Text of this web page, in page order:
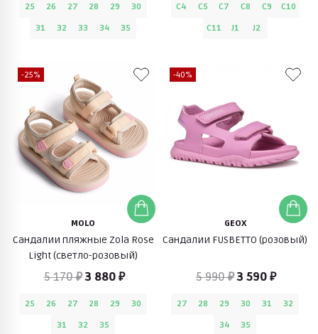
25 26 27 28 29
30
31
32 33 34 35
C4 C5 C7 C8 C9
C10
C11
J1 J2
-25%
MOLO
Сандалии пляжные Zola Rose
Light (светло-розовый)
5 170 ₽3 880 ₽
25 26 27 28 29
30
31
32 35
-40%
GEOX
Сандалии FUSBETTO (розовый)
5 990 ₽3 590 ₽
27 28 29 30 31
32
34
35